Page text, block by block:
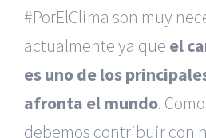
#Por­ElClima son muy
actualmente ya que el
es uno de los
afronta el mundo.
debemos contribuir con